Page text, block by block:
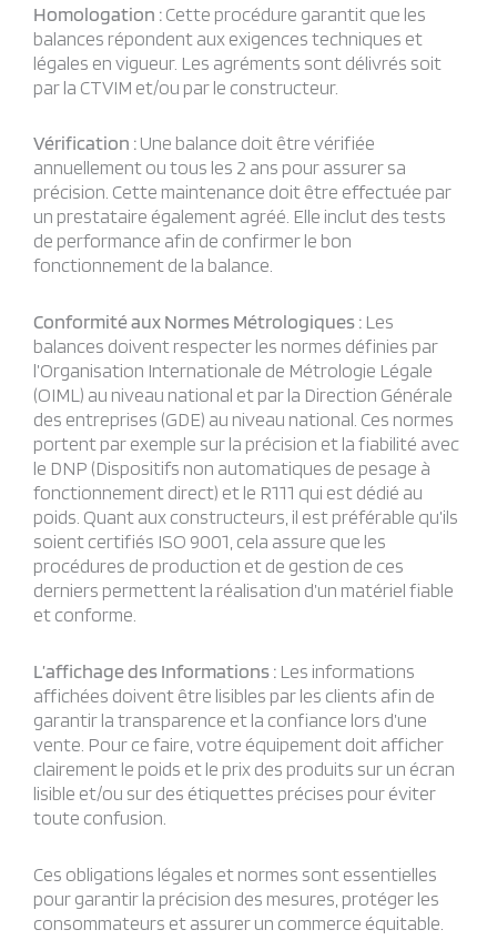
Homologation :Cette procédure garantit que les
balances répondent aux exigences techniques et
légales en vigueur. Les agréments sont délivrés soit
par la CTVIM et/ou par le constructeur.
Vérification :Une balance doit être vérifiée
annuellement ou tous les 2 ans pour assurer sa
précision. Cette maintenance doit être effectuée par
un prestataire également agréé. Elle inclut des tests
de performance afin de confirmer le bon
fonctionnement de la balance.
Conformité aux Normes Métrologiques : Les
balances doivent respecter les normes définies par
l’Organisation Internationale de Métrologie Légale
(OIML) au niveau national et par la Direction Générale
des entreprises (GDE) au niveau national. Ces normes
portent par exemple sur la précision et la fiabilité avec
le DNP (Dispositifs non automatiques de pesage à
fonctionnement direct) et le R111 qui est dédié au
poids. Quant aux constructeurs, il est préférable qu’ils
soient certifiés ISO 9001, cela assure que les
procédures de production et de gestion de ces
derniers permettent la réalisation d’un matériel fiable
et conforme.
L’affichage des Informations : Les informations
affichées doivent être lisibles par les clients afin de
garantir la transparence et la confiance lors d’une
vente. Pour ce faire, votre équipement doit afficher
clairement le poids et le prix des produits sur un écran
lisible et/ou sur des étiquettes précises pour éviter
toute confusion.
Ces obligations légales et normes sont essentielles
pour garantir la précision des mesures, protéger les
consommateurs et assurer un commerce équitable.